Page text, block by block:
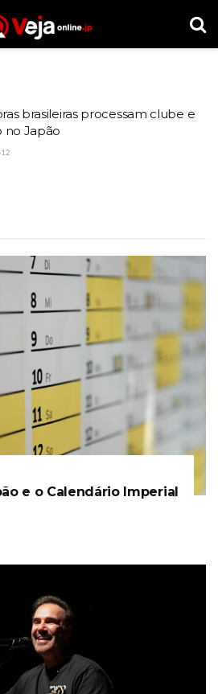
brasileiras processam clube e
no Japão
e o Calendário Imperial